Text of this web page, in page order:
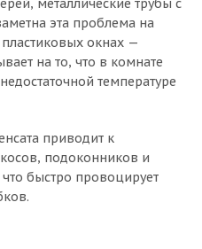
металлические трубы с
эта проблема на
пластиковых окнах —
на то, что в комнате
температуре
приводит к
подоконников и
быстро провоцирует